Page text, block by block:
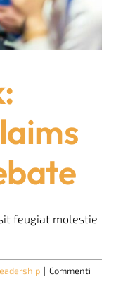
feugiat molestie
| Commenti